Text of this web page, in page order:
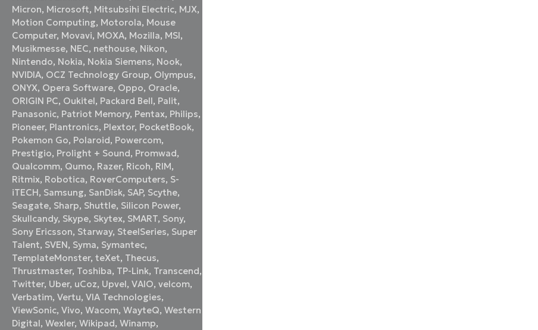
Micron, Microsoft, Mitsubsihi Electric, MJX,
Motion Computing, Motorola, Mouse
Computer, Movavi, MOXA, Mozilla, MSI,
Musikmesse, NEC, nethouse, Nikon,
Nintendo, Nokia, Nokia Siemens, Nook,
NVIDIA, OCZ Technology Group, Olympus,
ONYX, Opera Software, Oppo, Oracle,
ORIGIN PC, Oukitel, Packard Bell, Palit,
Panasonic, Patriot Memory, Pentax, Philips,
Pioneer, Plantronics, Plextor, PocketBook,
Pokemon Go, Polaroid, Powercom,
Prestigio, Prolight + Sound, Promwad,
Qualcomm, Qumo, Razer, Ricoh, RIM,
Ritmix, Robotica, RoverComputers, S-
iTECH, Samsung, SanDisk, SAP, Scythe,
Seagate, Sharp, Shuttle, Silicon Power,
Skullcandy, Skype, Skytex, SMART, Sony,
Sony Ericsson, Starway, SteelSeries, Super
Talent, SVEN, Syma, Symantec,
TemplateMonster,teXet, Thecus,
Thrustmaster, Toshiba, TP-Link, Transcend,
Twitter, Uber, uCoz, Upvel,VAIO,velcom,
Verbatim,Vertu,VIA Technologies,
ViewSonic,Vivo,Wacom,WayteQ,Western
Digital,Wexler,Wikipad,Winamp,